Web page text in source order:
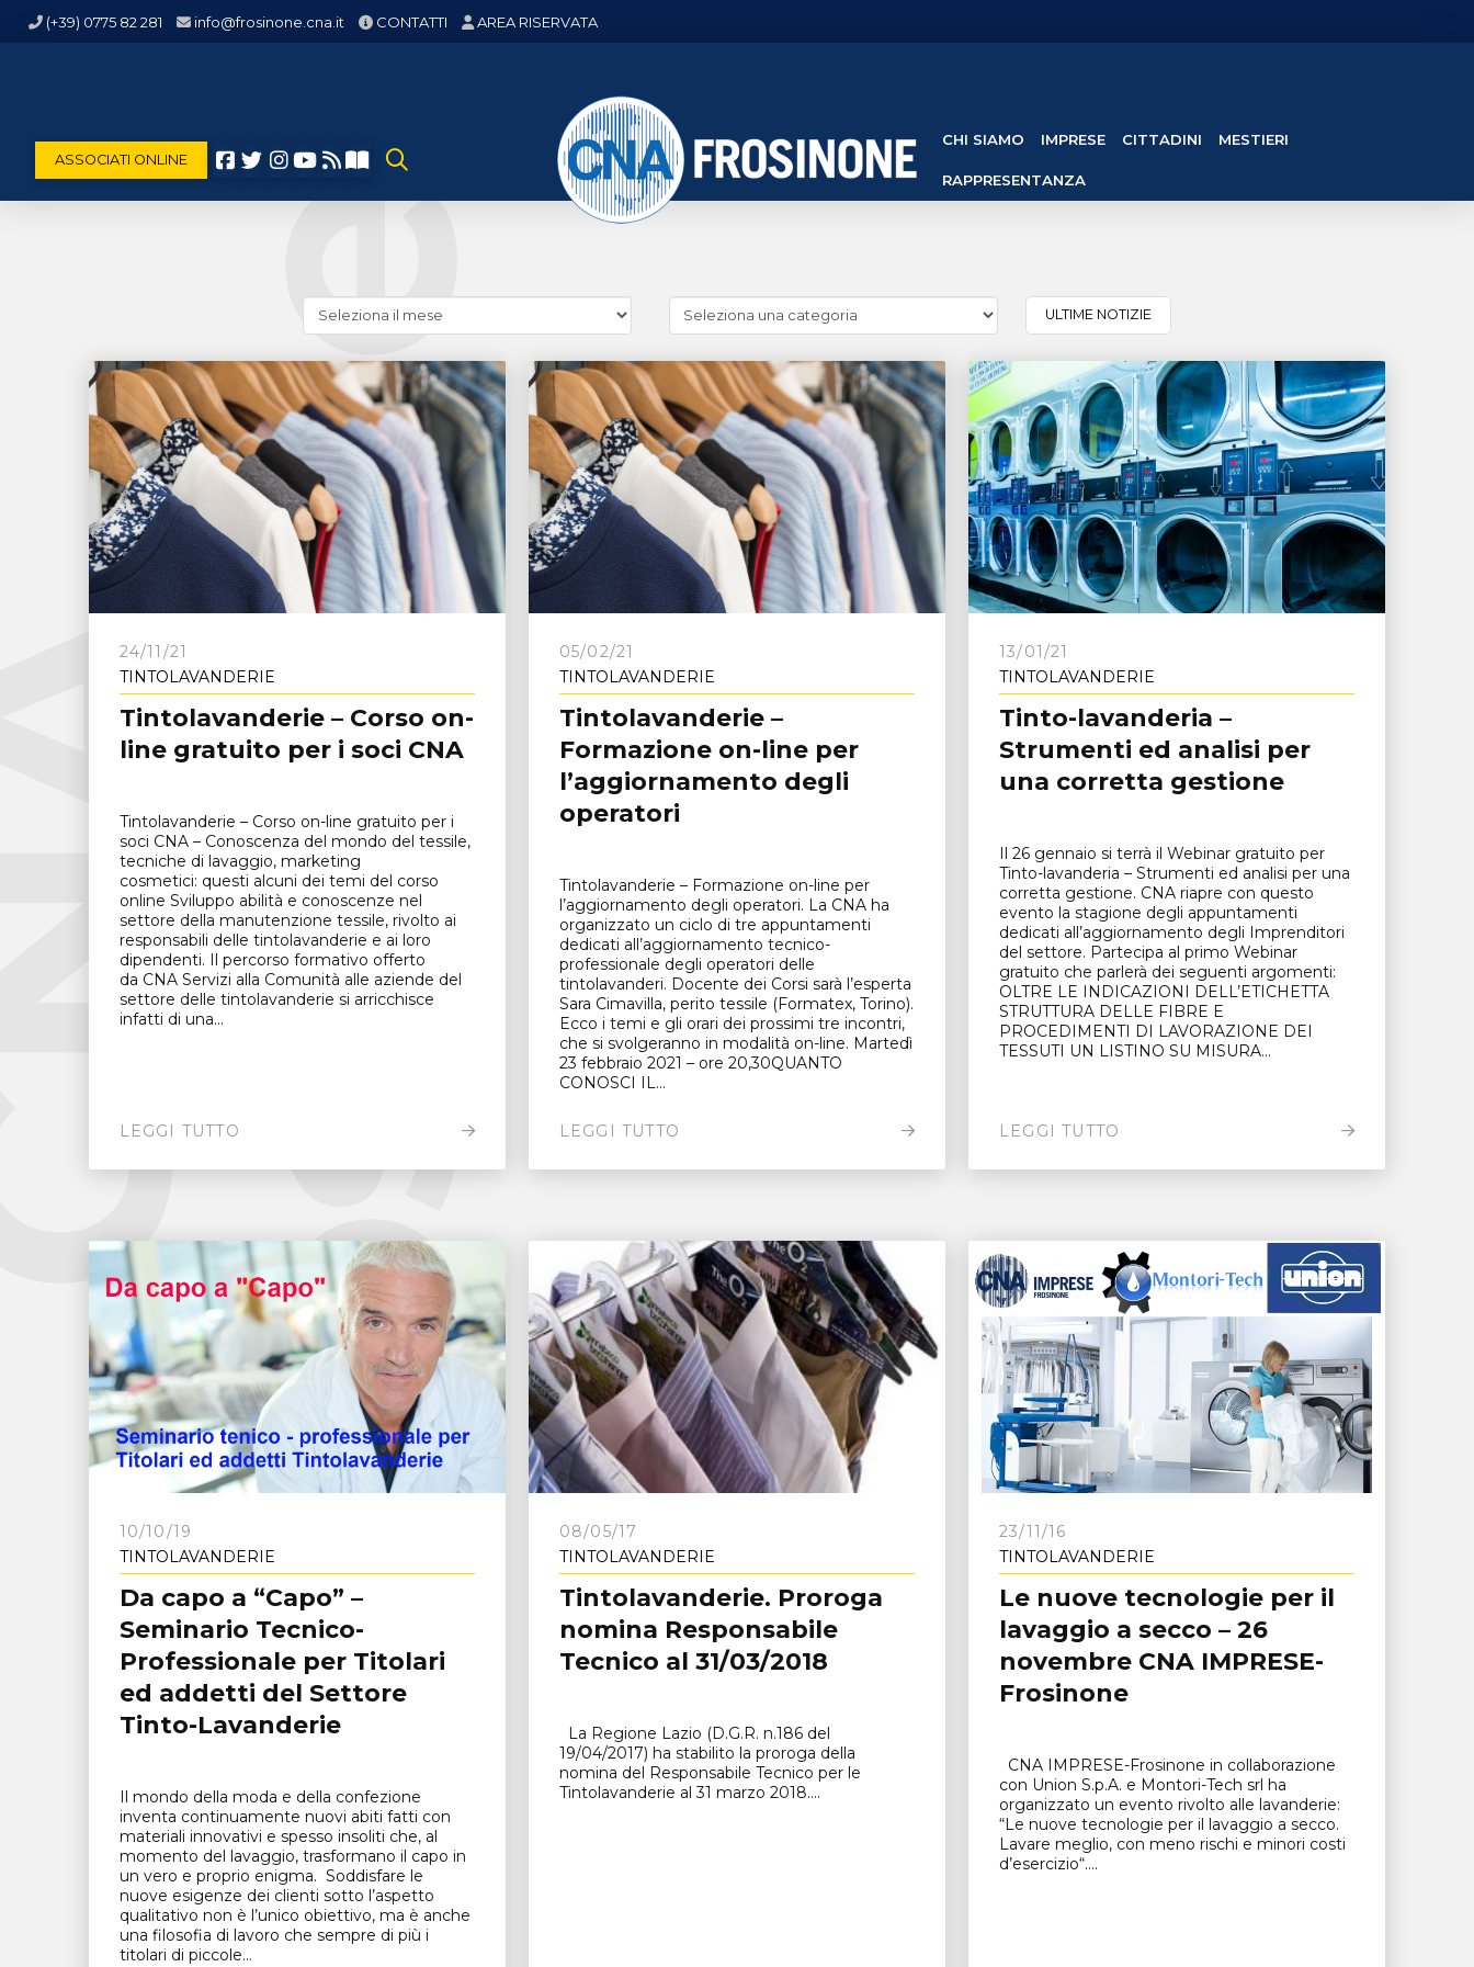
(+39) 0775 82 281 info@frosinone.cna.it CONTATTI AREA RISERVATA
ASSOCIATI ONLINE
CHI SIAMO IMPRESE CITTADINI MESTIERI
RAPPRESENTANZA
e
storico)
categorie)
ULTIME NOTIZIE
24/11/21
TINTOLAVANDERIE
Tintolavanderie – Corso on-
line gratuito per i soci CNA
Tintolavanderie – Corso on-line gratuito per i
soci CNA – Conoscenza del mondo del tessile,
tecniche di lavaggio, marketing
cosmetici: questi alcuni dei temi del corso
online Sviluppo abilità e conoscenze nel
settore della manutenzione tessile, rivolto ai
responsabili delle tintolavanderie e ai loro
dipendenti. Il percorso formativo offerto
da CNA Servizi alla Comunità alle aziende del
settore delle tintolavanderie si arricchisce
infatti di una...
LEGGI TUTTO
05/02/21
TINTOLAVANDERIE
Tintolavanderie –
Formazione on-line per
l’aggiornamento degli
operatori
Tintolavanderie – Formazione on-line per
l’aggiornamento degli operatori. La CNA ha
organizzato un ciclo di tre appuntamenti
dedicati all’aggiornamento tecnico-
professionale degli operatori delle
tintolavanderi. Docente dei Corsi sarà l’esperta
Sara Cimavilla, perito tessile (Formatex, Torino).
Ecco i temi e gli orari dei prossimi tre incontri,
che si svolgeranno in modalità on-line. Martedì
23 febbraio 2021 – ore 20,30QUANTO
CONOSCI IL...
LEGGI TUTTO
13/01/21
TINTOLAVANDERIE
Tinto-lavanderia –
Strumenti ed analisi per
una corretta gestione
Il 26 gennaio si terrà il Webinar gratuito per
Tinto-lavanderia – Strumenti ed analisi per una
corretta gestione. CNA riapre con questo
evento la stagione degli appuntamenti
dedicati all’aggiornamento degli Imprenditori
del settore. Partecipa al primo Webinar
gratuito che parlerà dei seguenti argomenti:
OLTRE LE INDICAZIONI DELL’ETICHETTA
STRUTTURA DELLE FIBRE E
PROCEDIMENTI DI LAVORAZIONE DEI
TESSUTI UN LISTINO SU MISURA...
LEGGI TUTTO
10/10/19
TINTOLAVANDERIE
Da capo a “Capo” –
Seminario Tecnico-
Professionale per Titolari
ed addetti del Settore
Tinto-Lavanderie
Il mondo della moda e della confezione
inventa continuamente nuovi abiti fatti con
materiali innovativi e spesso insoliti che, al
momento del lavaggio, trasformano il capo in
un vero e proprio enigma. Soddisfare le
nuove esigenze dei clienti sotto l’aspetto
qualitativo non è l’unico obiettivo, ma è anche
una filosofia di lavoro che sempre di più i
titolari di piccole...
08/05/17
TINTOLAVANDERIE
Tintolavanderie. Proroga
nomina Responsabile
Tecnico al 31/03/2018
La Regione Lazio (D.G.R. n.186 del
19/04/2017) ha stabilito la proroga della
nomina del Responsabile Tecnico per le
Tintolavanderie al 31 marzo 2018....
23/11/16
TINTOLAVANDERIE
Le nuove tecnologie per il
lavaggio a secco – 26
novembre CNA IMPRESE-
Frosinone
CNA IMPRESE-Frosinone in collaborazione
con Union S.p.A. e Montori-Tech srl ha
organizzato un evento rivolto alle lavanderie:
“Le nuove tecnologie per il lavaggio a secco.
Lavare meglio, con meno rischi e minori costi
d’esercizio“....